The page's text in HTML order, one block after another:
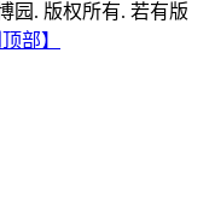
园. 版权所有. 若有版
部】